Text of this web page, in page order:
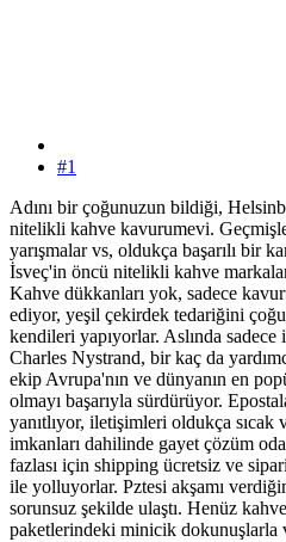
#1
Adını bir çoğunuzun bildiği,
nitelikli kahve kavurumevi.
yarışmalar vs, oldukça başarılı bir
İsveç'in öncü nitelikli kahve
Kahve dükkanları yok, sadece
ediyor, yeşil çekirdek tedariğini
kendileri yapıyorlar. Aslında
Charles Nystrand, bir kaç da
ekip Avrupa'nın ve dünyanın en
olmayı başarıyla sürdürüyor.
yanıtlıyor, iletişimleri oldukça sıcak
imkanları dahilinde gayet çözüm
fazlası için shipping ücretsiz ve
ile yolluyorlar. Pztesi akşamı
sorunsuz şekilde ulaştı. Henüz
paketlerindeki minicik dokunuşlarla